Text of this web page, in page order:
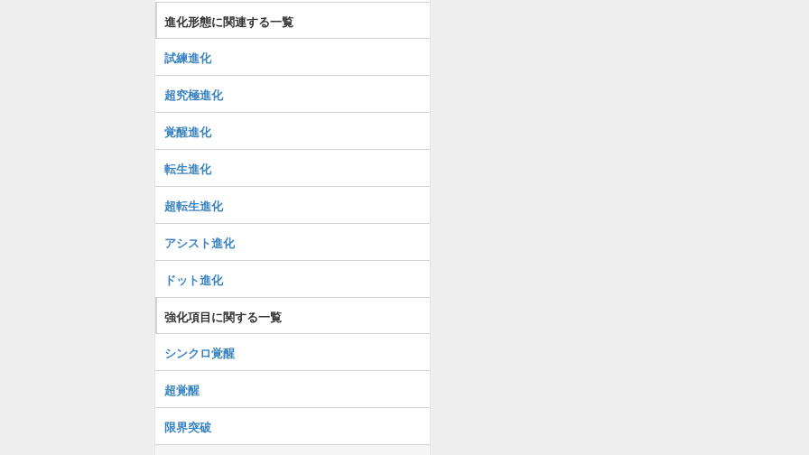
進化形態に関連する一覧
試練進化
超究極進化
覚醒進化
転生進化
超転生進化
アシスト進化
ドット進化
強化項目に関する一覧
シンクロ覚醒
超覚醒
限界突破